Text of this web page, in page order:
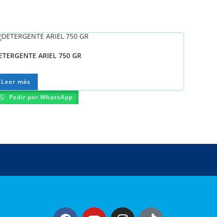
ARIEL 750 GR
Leer más
Pedir por WhatsApp